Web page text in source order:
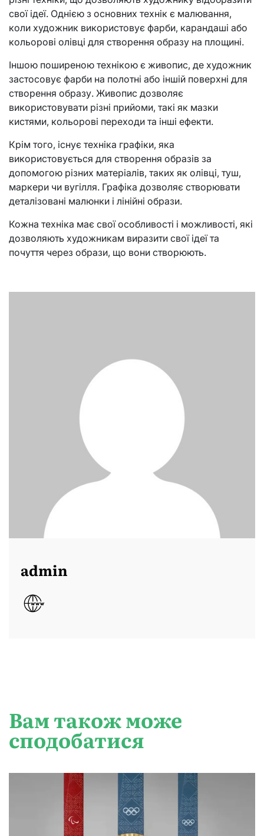
свої ідеї. Однією з основних технік є малювання,
коли художник використовує фарби, карандаші або
кольорові олівці для створення образу на площині.
Іншою поширеною технікою є живопис, де художник
застосовує фарби на полотні або іншій поверхні для
створення образу. Живопис дозволяє
використовувати різні прийоми, такі як мазки
кистями, кольорові переходи та інші ефекти.
Крім того, існує техніка графіки, яка
використовується для створення образів за
допомогою різних матеріалів, таких як олівці, туш,
маркери чи вугілля. Графіка дозволяє створювати
деталізовані малюнки і лінійні образи.
Кожна техніка має свої особливості і можливості, які
дозволяють художникам виразити свої ідеї та
почуття через образи, що вони створюють.
admin
Вам також може
сподобатися